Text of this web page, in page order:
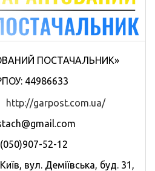
ПОСТАЧАЛЬНИК»
44986633
http://garpost.com.ua/
52-12
вул. Деміївська, буд. 31,